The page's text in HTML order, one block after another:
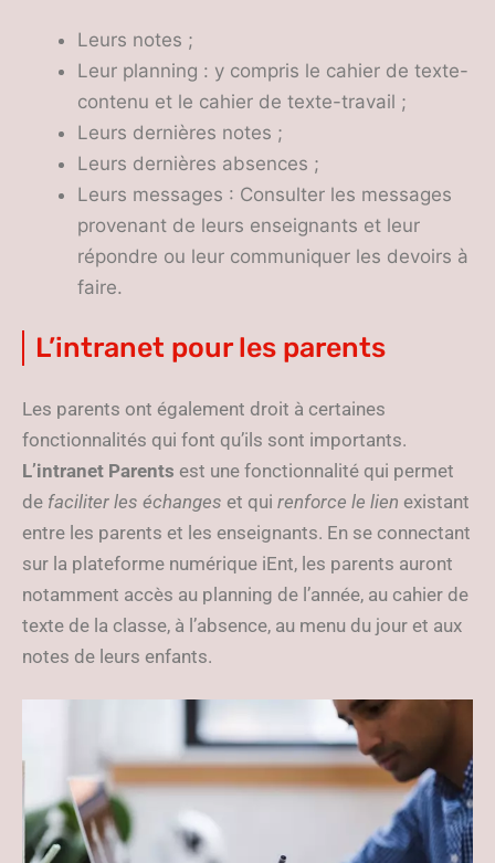
Leurs notes ;
Leur planning : y compris le cahier de texte-
contenu et le cahier de texte-travail ;
Leurs dernières notes ;
Leurs dernières absences ;
Leurs messages : Consulter les messages
provenant de leurs enseignants et leur
répondre ou leur communiquer les devoirs à
faire.
L’intranet pour les parents
Les parents ont également droit à certaines
fonctionnalités qui font qu’ils sont importants.
L’intranet Parents est une fonctionnalité qui permet
de faciliter les échanges et qui renforce le lien existant
entre les parents et les enseignants. En se connectant
sur la plateforme numérique iEnt, les parents auront
notamment accès au planning de l’année, au cahier de
texte de la classe, à l’absence, au menu du jour et aux
notes de leurs enfants.